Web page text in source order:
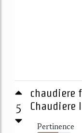
5
chaudiere
Chaudiere
Pertinence